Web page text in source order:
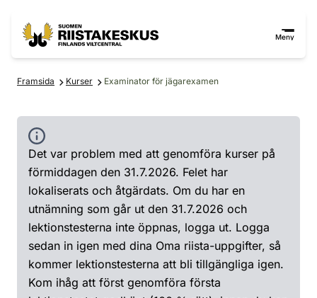
Meny
Framsida Kurser Examinator för jägarexamen
Det var problem med att genomföra kurser på
förmiddagen den 31.7.2026. Felet har
lokaliserats och åtgärdats. Om du har en
utnämning som går ut den 31.7.2026 och
lektionstesterna inte öppnas, logga ut. Logga
sedan in igen med dina Oma riista-uppgifter, så
kommer lektionstesterna att bli tillgängliga igen.
Kom ihåg att först genomföra första